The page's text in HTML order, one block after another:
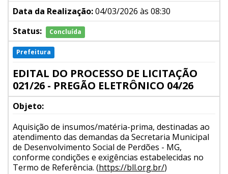
Data da Realização:04/03/2026 às 08:30
Status:
Concluída
Prefeitura
EDITAL DO PROCESSO DE LICITAÇÃO
021/26 - PREGÃO ELETRÔNICO 04/26
Objeto:
Aquisição de insumos/matéria-prima, destinadas ao
atendimento das demandas da Secretaria Municipal
de Desenvolvimento Social de Perdões - MG,
conforme condições e exigências estabelecidas no
Termo de Referência. (https://bll.org.br/)